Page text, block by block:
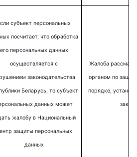
субъект персональных
посчитает, что обработка
его персональных данных
осуществляется с
законодательства
Беларусь, то субъект
данных может
жалобу в Национальный
защиты персональных
данных
Жалоба
органом по
порядке,